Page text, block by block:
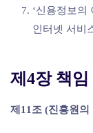
‘신용정보의
인터넷 서비
제4장 책임
제11조 (진흥원의